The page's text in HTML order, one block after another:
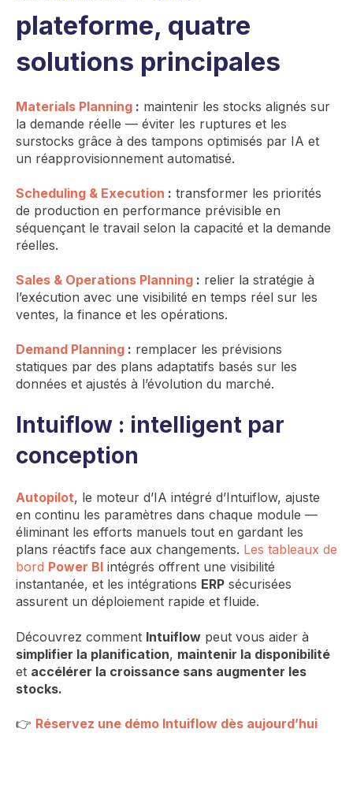
plateforme, quatre
solutions principales
Materials Planning : maintenir les stocks alignés sur
la demande réelle — éviter les ruptures et les
surstocks grâce à des tampons optimisés par IA et
un réapprovisionnement automatisé.
Scheduling & Execution : transformer les priorités
de production en performance prévisible en
séquençant le travail selon la capacité et la demande
réelles.
Sales & Operations Planning : relier la stratégie à
l’exécution avec une visibilité en temps réel sur les
ventes, la finance et les opérations.
Demand Planning : remplacer les prévisions
statiques par des plans adaptatifs basés sur les
données et ajustés à l’évolution du marché.
Intuiflow : intelligent par
conception
Autopilot, le moteur d’IA intégré d’Intuiflow, ajuste
en continu les paramètres dans chaque module —
éliminant les efforts manuels tout en gardant les
plans réactifs face aux changements. Les tableaux de
bord Power BI intégrés offrent une visibilité
instantanée, et les intégrations ERP sécurisées
assurent un déploiement rapide et fluide.
Découvrez comment Intuiflow peut vous aider à
simplifier la planification, maintenir la disponibilité
et accélérer la croissance sans augmenter les
stocks.
👉 Réservez une démo Intuiflow dès aujourd’hui